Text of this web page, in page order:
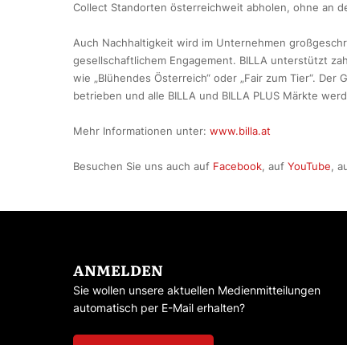
Collect Standorten österreichweit abholen, ohne an
Auch Nachhaltigkeit wird im Unternehmen
gesellschaftlichem Engagement. BILLA unterstützt
wie „Blühendes Österreich“ oder „Fair zum Tier“.
betrieben und alle BILLA und BILLA PLUS Märkte
Mehr Informationen unter: www.billa.at
Besuchen Sie uns auch auf Facebook, auf YouTube,
ANMELDEN
Sie wollen unsere aktuellen Medienmitteilungen
automatisch per E-Mail erhalten?